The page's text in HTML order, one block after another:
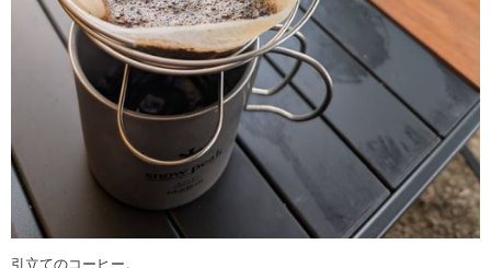
引立てのコーヒー。